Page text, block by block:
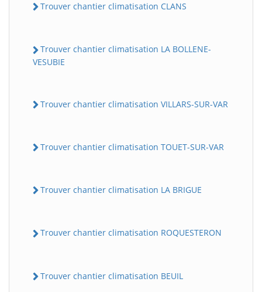
Trouver chantier climatisation CLANS
Trouver chantier climatisation LA BOLLENE-
VESUBIE
Trouver chantier climatisation VILLARS-SUR-VAR
Trouver chantier climatisation TOUET-SUR-VAR
Trouver chantier climatisation LA BRIGUE
Trouver chantier climatisation ROQUESTERON
Trouver chantier climatisation BEUIL